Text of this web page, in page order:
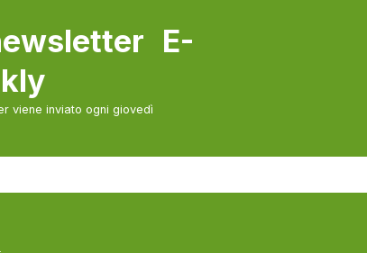
E-
viene inviato ogni giovedì